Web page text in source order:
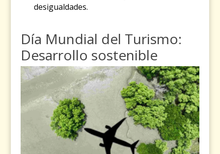
desigualdades.
Día Mundial del Turismo:
Desarrollo sostenible